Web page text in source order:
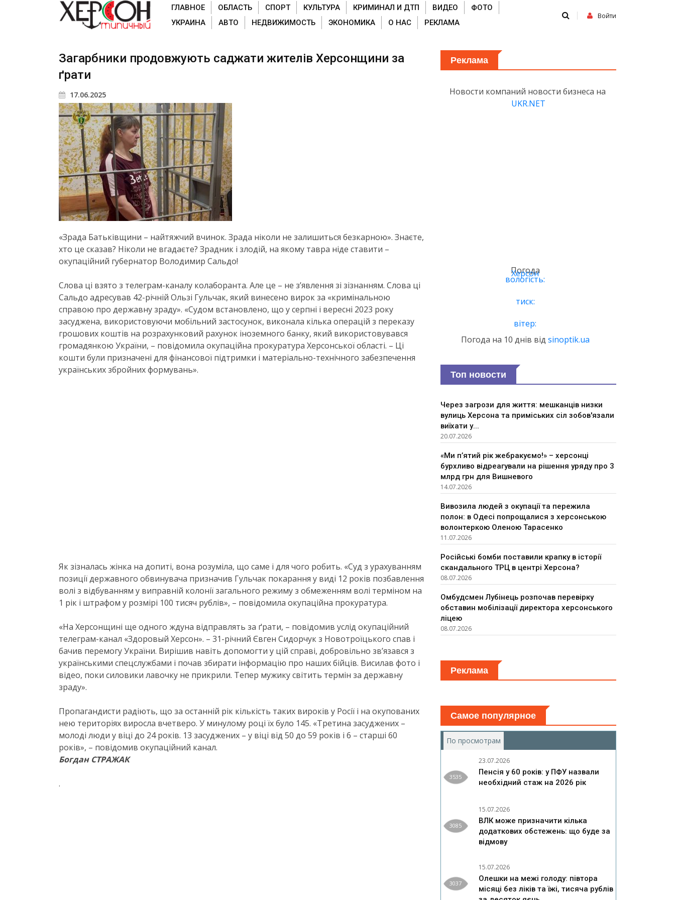
ГЛАВНОЕ ОБЛАСТЬ СПОРТ КУЛЬТУРА КРИМИНАЛ И ДТП ВИДЕО
ФОТО
УКРАИНА
АВТО НЕДВИЖИМОСТЬ ЭКОНОМИКА О НАС РЕКЛАМА
Войти
Загарбники продовжують саджати жителів Херсонщини за
ґрати
17.06.2025
«Зрада Батьківщини – найтяжчий вчинок. Зрада ніколи не залишиться безкарною». Знаєте,
хто це сказав? Ніколи не вгадаєте? Зрадник і злодій, на якому тавра ніде ставити –
окупаційний губернатор Володимир Сальдо!
Слова ці взято з телеграм-каналу колаборанта. Але це – не з’явлення зі зізнанням. Слова ці
Сальдо адресував 42-річній Ользі Гульчак, який винесено вирок за «кримінальною
справою про державну зраду». «Судом встановлено, що у серпні і вересні 2023 року
засуджена, використовуючи мобільний застосунок, виконала кілька операцій з переказу
грошових коштів на розрахунковий рахунок іноземного банку, який використовувався
громадянкою України, – повідомила окупаційна прокуратура Херсонської області. – Ці
кошти були призначені для фінансової підтримки і матеріально-технічного забезпечення
українських збройних формувань».
Як зізналась жінка на допиті, вона розуміла, що саме і для чого робить. «Суд з урахуванням
позиції державного обвинувача призначив Гульчак покарання у виді 12 років позбавлення
волі з відбуванням у виправній колонії загального режиму з обмеженням волі терміном на
1 рік і штрафом у розмірі 100 тисяч рублів», – повідомила окупаційна прокуратура.
«На Херсонщині ще одного ждуна відправлять за ґрати, – повідомив услід окупаційний
телеграм-канал «Здоровый Херсон». – 31-річний Євген Сидорчук з Новотроїцького спав і
бачив перемогу України. Вирішив навіть допомогти у цій справі, добровільно зв’язався з
українськими спецслужбами і почав збирати інформацію про наших бійців. Висилав фото і
відео, поки силовики лавочку не прикрили. Тепер мужику світить термін за державну
зраду».
Пропагандисти радіють, що за останній рік кількість таких вироків у Росії і на окупованих
нею територіях виросла вчетверо. У минулому році їх було 145. «Третина засуджених –
молоді люди у віці до 24 років. 13 засуджених – у віці від 50 до 59 років і 6 – старші 60
років», – повідомив окупаційний канал.
Богдан СТРАЖАК
.
Реклама
Новости компаний новости бизнеса на
UKR.NET
Погода
Херсон
вологість:
тиск:
вітер:
Погода на 10 днів від sinoptik.ua
Топ новости
Через загрози для життя: мешканців низки
вулиць Херсона та приміських сіл зобов'язали
виїхати у...
20.07.2026
«Ми п’ятий рік жебракуємо!» – херсонці
бурхливо відреагували на рішення уряду про 3
млрд грн для Вишневого
14.07.2026
Вивозила людей з окупації та пережила
полон: в Одесі попрощалися з херсонською
волонтеркою Оленою Тарасенко
11.07.2026
Російські бомби поставили крапку в історії
скандального ТРЦ в центрі Херсона?
08.07.2026
Омбудсмен Лубінець розпочав перевірку
обставин мобілізації директора херсонського
ліцею
08.07.2026
Реклама
Самое популярное
По просмотрам
3535
23.07.2026
Пенсія у 60 років: у ПФУ назвали
необхідний стаж на 2026 рік
3085
15.07.2026
ВЛК може призначити кілька
додаткових обстежень: що буде за
відмову
3037
15.07.2026
Олешки на межі голоду: півтора
місяці без ліків та їжі, тисяча рублів